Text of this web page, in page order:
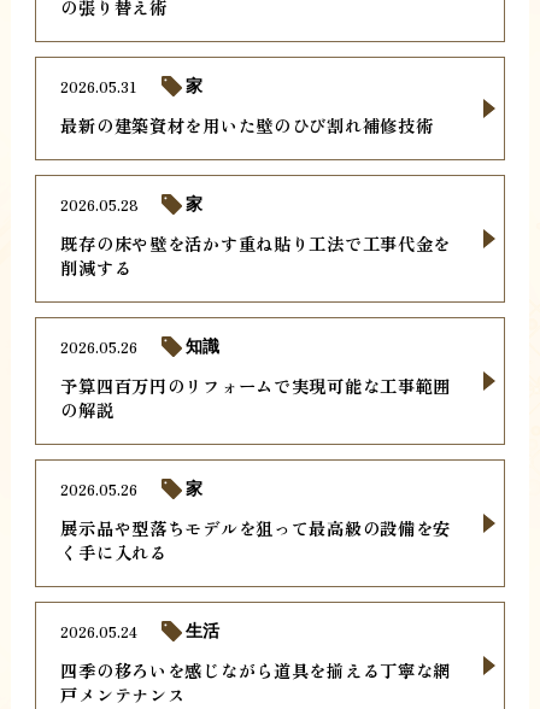
の張り替え術
最新の建築資材を用いた壁のひび割れ補修技術
2026.05.31 家
既存の床や壁を活かす重ね貼り工法で工事代金を
削減する
2026.05.28 家
予算四百万円のリフォームで実現可能な工事範囲
の解説
2026.05.26 知識
展示品や型落ちモデルを狙って最高級の設備を安
く手に入れる
2026.05.26 家
四季の移ろいを感じながら道具を揃える丁寧な網
戸メンテナンス
2026.05.24 生活